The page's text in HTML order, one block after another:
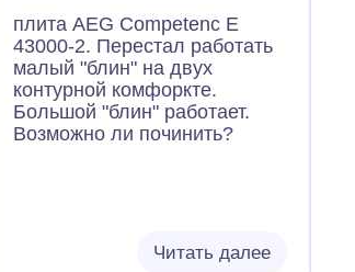
плита АEG Competenc E
43000-2. Перестал работать
малый "блин" на двух
контурной комфоркте.
Большой "блин" работает.
Возможно ли починить?
Читать далее